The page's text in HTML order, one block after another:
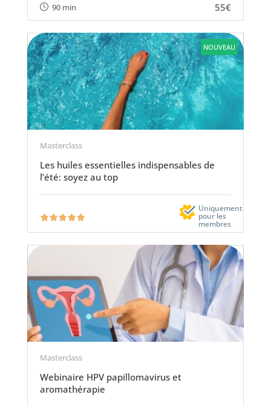
90 min 55€
NOUVEAU
Masterclass
Les huiles essentielles indispensables de
l’été: soyez au top
Uniquement
pour les
membres
Masterclass
Webinaire HPV papillomavirus et
aromathérapie